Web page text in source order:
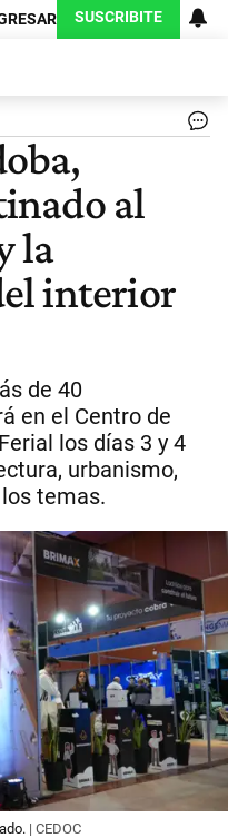
SUSCRIBITE
al
la
interior
de 40
en el Centro de
los días 3 y 4
urbanismo,
temas.
| CEDOC